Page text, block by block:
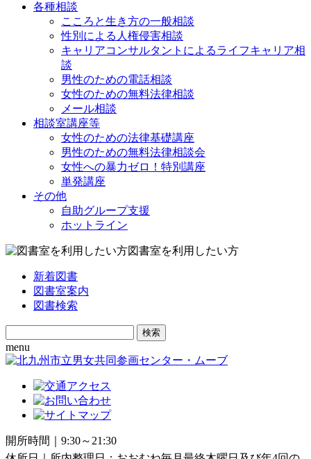
各種相談
こころと生き方の一般相談
性別による人権侵害相談
キャリアコンサルタントによるライフキャリア相
談
男性のための電話相談
女性のための無料法律相談
メール相談
相談室講座等
女性のための法律基礎講座
男性のための無料法律相談会
女性への暴力ゼロ！特別講座
単発講座
その他
自助グループ支援
ホットライン
図書室を利用したい方
新着図書
図書室案内
図書検索
Search
for:
menu
開所時間｜9:30～21:30